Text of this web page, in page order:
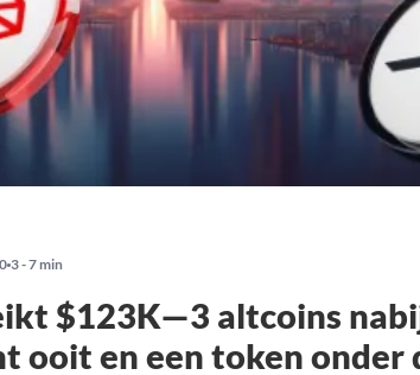
3 - 7 min
$123K—3 altcoins
ooit en een token onder